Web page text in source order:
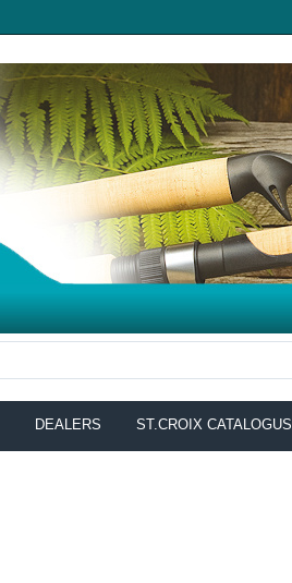
DEALERS ST.CROIX CATALOGUS